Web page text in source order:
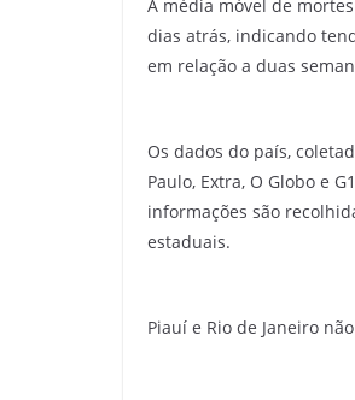
A média móvel de
dias atrás, indicando
em relação a duas
Os dados do país,
Paulo, Extra, O Globo e
informações são
estaduais.
Piauí e Rio de Janeiro